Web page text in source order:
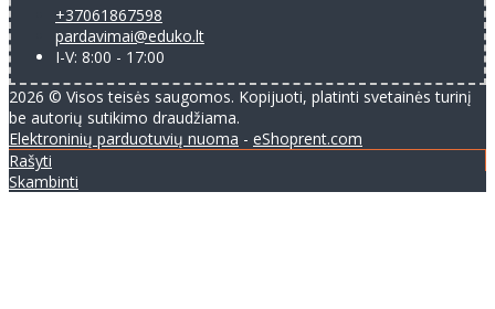
+37061867598
pardavimai@eduko.lt
I-V: 8:00 - 17:00
2026 © Visos teisės saugomos. Kopijuoti, platinti svetainės turinį
be autorių sutikimo draudžiama.
Elektroninių parduotuvių nuoma - eShoprent.com
Rašyti
Skambinti